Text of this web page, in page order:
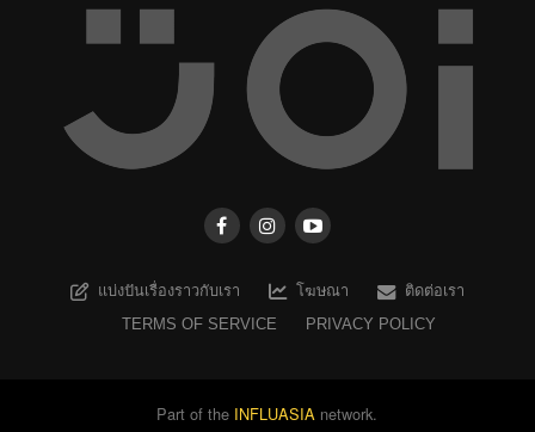
แบ่งปันเรื่องราวกับเรา โฆษณา
ติดต่อเรา
TERMS OF SERVICE
PRIVACY POLICY
Part of the INFLUASIA network.